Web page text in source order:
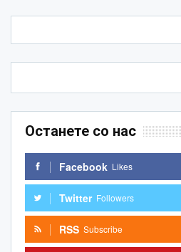
Останете со нас
Facebook Likes
Twitter Followers
RSS Subscribe